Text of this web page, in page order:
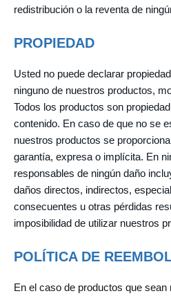
redistribución o la reventa de
PROPIEDAD
Usted no puede declarar
ninguno de nuestros productos,
Todos los productos son
contenido. En caso de que no se
nuestros productos se
garantía, expresa o implícita. En
responsables de ningún daño
daños directos, indirectos,
consecuentes u otras pérdidas
imposibilidad de utilizar nuestros
POLÍTICA DE
En el caso de productos que